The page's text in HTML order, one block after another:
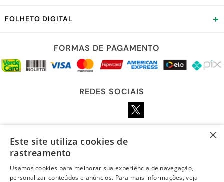
FOLHETO DIGITAL +
FORMAS DE PAGAMENTO
REDES SOCIAIS
LOJA SEGURA
×
Este site utiliza cookies de
rastreamento
Usamos cookies para melhorar sua experiência de navegação,
personalizar conteúdos e anúncios. Para mais informações, veja